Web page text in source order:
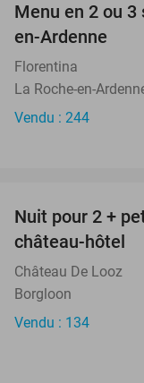
Menu en 2 ou 3
en-Ardenne
Florentina
La Roche-en-
Vendu : 244
Nuit pour 2 +
château-hôtel
Château De Looz
Borgloon
Vendu : 134